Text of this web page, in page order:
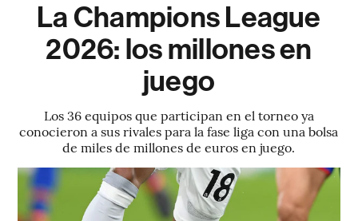
La Champions League
2026: los millones en
juego
Los 36 equipos que participan en el torneo ya
conocieron a sus rivales para la fase liga con una bolsa
de miles de millones de euros en juego.